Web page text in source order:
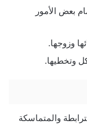
بعض الأمور
وزوجها.
وتخطيها.
والمتماسكة